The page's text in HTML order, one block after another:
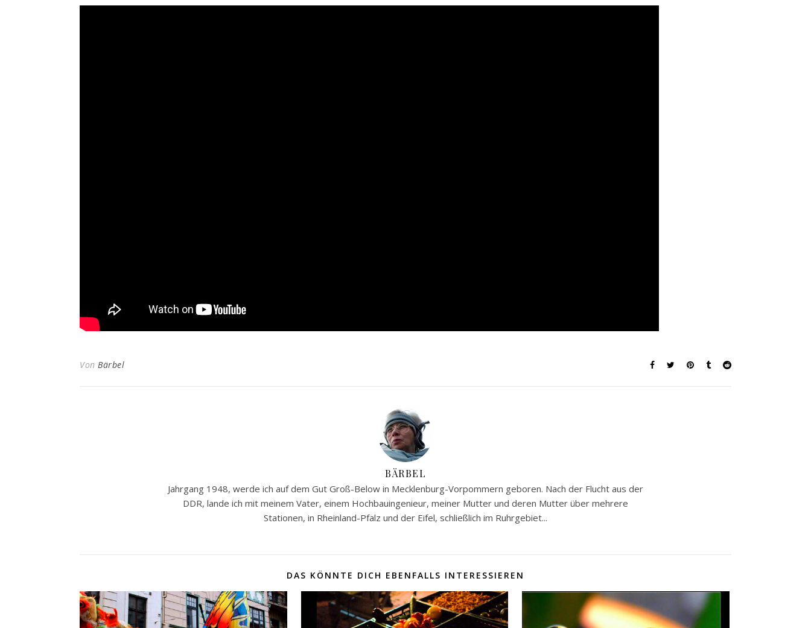
Von Bärbel
BÄRBEL
Jahrgang 1948, werde ich auf dem Gut Groß-Below in Mecklenburg-Vorpommern geboren. Nach der Flucht aus der
DDR, lande ich mit meinem Vater, einem Hochbauingenieur, meiner Mutter und deren Mutter über mehrere
Stationen, in Rheinland-Pfalz und der Eifel, schließlich im Ruhrgebiet...
DAS KÖNNTE DICH EBENFALLS INTERESSIEREN